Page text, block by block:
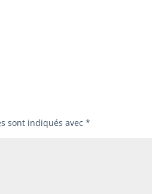
sont indiqués avec*